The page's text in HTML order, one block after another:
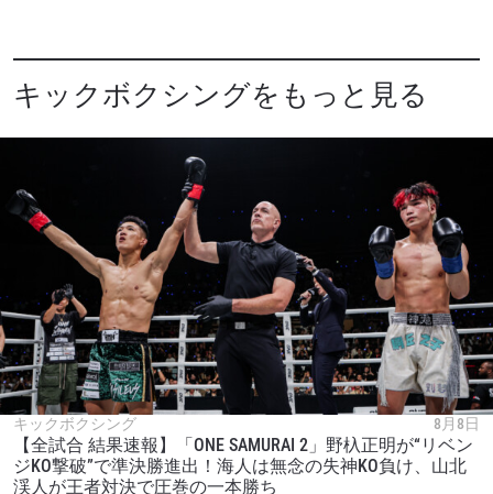
キックボクシングをもっと見る
キックボクシング 8月8日
【全試合 結果速報】「ONE SAMURAI 2」野杁正明が“リベン
ジKO撃破”で準決勝進出！海人は無念の失神KO負け、山北
渓人が王者対決で圧巻の一本勝ち